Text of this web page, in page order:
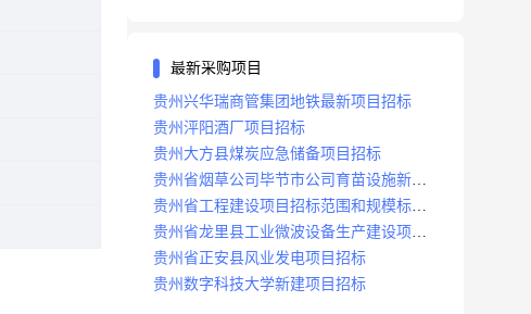
最新采购项目
贵州兴华瑞商管集团地铁最新项目招标
贵州泙阳酒厂项目招标
贵州大方县煤炭应急储备项目招标
贵州省烟草公司毕节市公司育苗设施新建
及修复项目招标公告
贵州省工程建设项目招标范围和规模标准
规定
贵州省龙里县工业微波设备生产建设项目
招标
贵州省正安县风业发电项目招标
贵州数字科技大学新建项目招标